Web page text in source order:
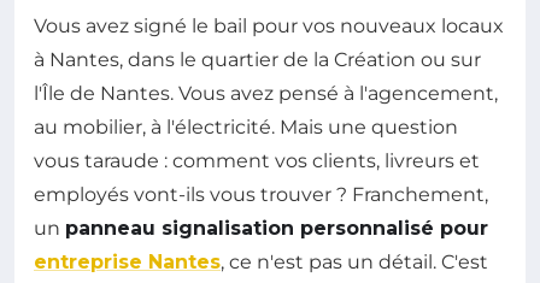
Vous avez signé le bail pour vos nouveaux locaux
à Nantes, dans le quartier de la Création ou sur
l'Île de Nantes. Vous avez pensé à l'agencement,
au mobilier, à l'électricité. Mais une question
vous taraude : comment vos clients, livreurs et
employés vont-ils vous trouver ? Franchement,
un panneau signalisation personnalisé pour
entreprise Nantes, ce n'est pas un détail. C'est